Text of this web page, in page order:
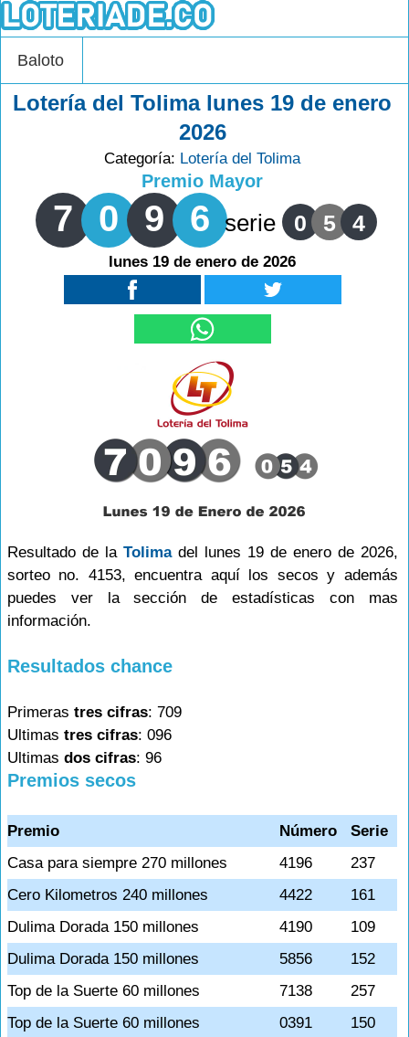
Baloto
Lotería del Tolima lunes 19 de enero
2026
Categoría: Lotería del Tolima
Premio Mayor
7 0 9 6 serie 0 5 4
lunes 19 de enero de 2026
Resultado de la Tolimadel lunes 19 de enero de 2026,
sorteo no. 4153, encuentra aquí los secos y además
puedes ver la sección de estadísticas con mas
información.
Resultados chance
Primeras tres cifras: 709
Ultimas tres cifras: 096
Ultimas dos cifras: 96
Premios secos
Premio Número
Serie
Casa para siempre 270 millones
4196
237
Cero Kilometros 240 millones
4422
161
Dulima Dorada 150 millones
4190
109
Dulima Dorada 150 millones
5856
152
Top de la Suerte 60 millones
7138
257
Top de la Suerte 60 millones
0391
150